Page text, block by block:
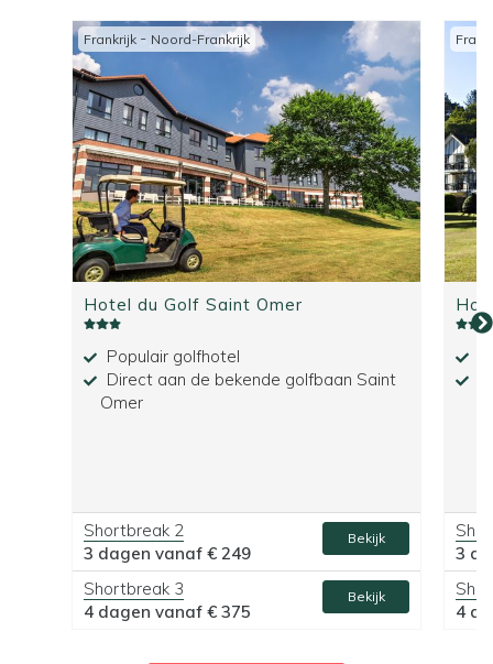
Frankrijk - Noord-Frankrijk
Hotel du Golf Saint Omer
Populair golfhotel
Direct aan de bekende golfbaan Saint
Omer
Shortbreak 2
3 dagen vanaf € 249
Bekijk
Shortbreak 3
4 dagen vanaf € 375
Bekijk
3
4